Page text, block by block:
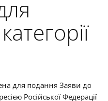
для подання Заяви до
Російської Федерації